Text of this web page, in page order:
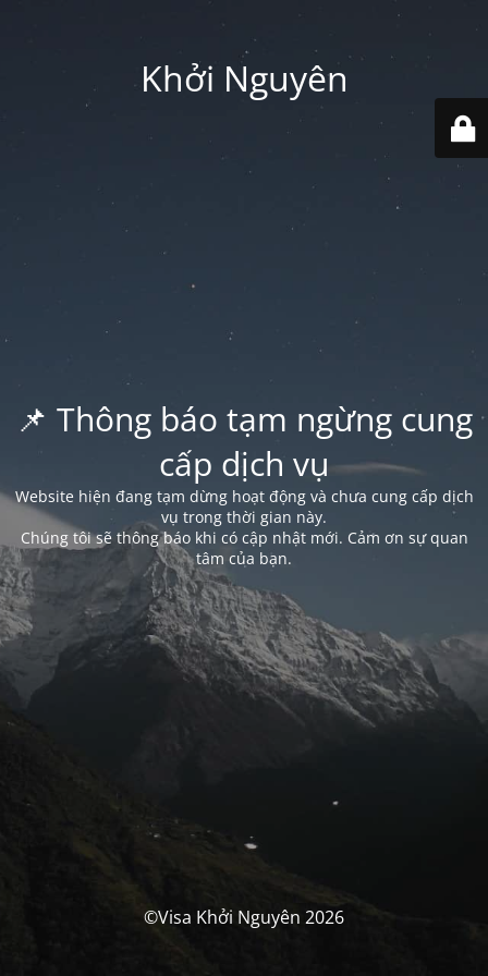
Khởi Nguyên
📌 Thông báo tạm ngừng cung
cấp dịch vụ
Website hiện đang tạm dừng hoạt động và chưa cung cấp dịch
vụ trong thời gian này.
Chúng tôi sẽ thông báo khi có cập nhật mới. Cảm ơn sự quan
tâm của bạn.
©Visa Khởi Nguyên 2026